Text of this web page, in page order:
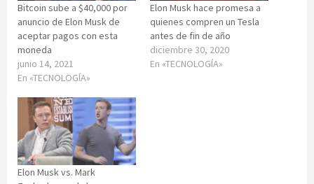
Bitcoin sube a $40,000 por
anuncio de Elon Musk de
aceptar pagos con esta
moneda
junio 14, 2021
En «TECNOLOGÍA»
Elon Musk hace promesa a
quienes compren un Tesla
antes de fin de año
diciembre 30, 2020
En «TECNOLOGÍA»
Elon Musk vs. Mark